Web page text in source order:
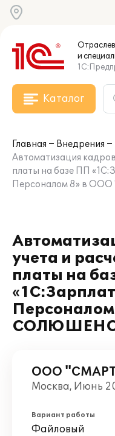
и
Каталог
Главная
Внедрения
Автоматизация
платы на базе ПП
Персоналом 8» в
учета и
платы на
ООО
Москва, Июнь
Вариант работы
Файловый